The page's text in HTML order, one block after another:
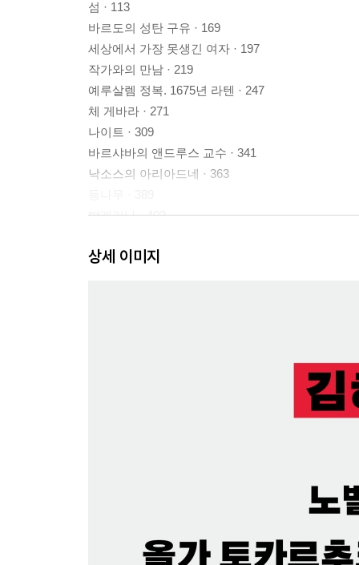
섬 · 113
바르도의 성탄 구유 · 169
세상에서 가장 못생긴 여자 · 197
작가와의 만남 · 219
예루살렘 정복. 1675년 라텐 · 247
체 게바라 · 271
나이트 · 309
바르샤바의 앤드루스 교수 · 341
낙소스의 아리아드네 · 363
발레리나 · 403
주레크 · 441
옮긴이의 말｜여러 개의 리듬으로 흔들리며 살아
상세 이미지